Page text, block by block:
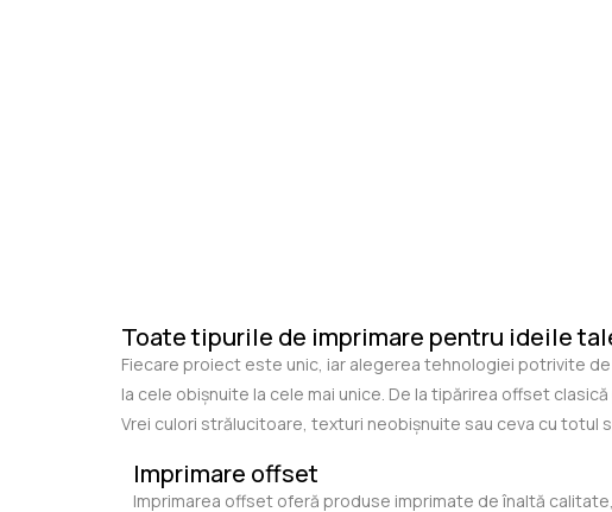
Toate tipurile de imprimare pentru ideile
Fiecare proiect este unic, iar alegerea tehnologiei potrivite
la cele obișnuite la cele mai unice. De la tipărirea offset
Vrei culori strălucitoare, texturi neobișnuite sau ceva cu totul
Imprimare offset
Imprimarea offset oferă produse imprimate de înaltă